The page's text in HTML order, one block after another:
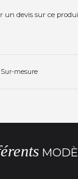
devis sur ce
Sur-mesure